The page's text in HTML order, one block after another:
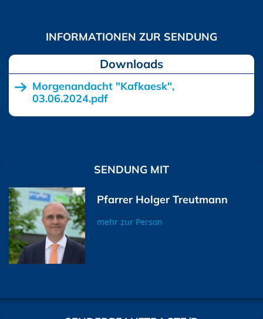
Downloads
Morgenandacht "Kafkaesk",
03.06.2024.pdf
SENDUNG MIT
Pfarrer Holger Treutmann
mehr zur Person